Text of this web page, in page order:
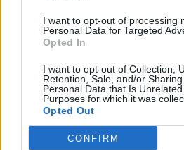
I want to opt-out of processing
Personal Data for Targeted
Opted In
I want to opt-out of Collection,
Retention, Sale, and/or
Personal Data that Is
Purposes for which it was
Opted Out
CONFIRM